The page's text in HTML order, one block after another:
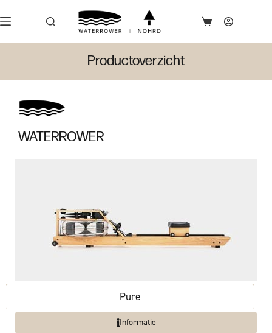
Productoverzicht
WATERROWER
Pure
Informatie